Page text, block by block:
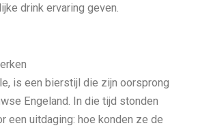
drink ervaring geven.
is een bierstijl die zijn oorsprong
Engeland. In die tijd stonden
een uitdaging: hoe konden ze de